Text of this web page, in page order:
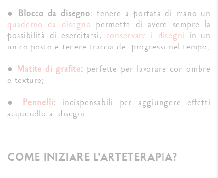
● Blocco da disegno: tenere a portata di mano un
quaderno da disegno permette di avere sempre la
possibilità di esercitarsi, conservare i disegni in un
unico posto e tenere traccia dei progressi nel tempo;
● Matite di grafite: perfette per lavorare con ombre
e texture;
● Pennelli: indispensabili per aggiungere effetti
acquerello ai disegni.
COME INIZIARE L'ARTETERAPIA?